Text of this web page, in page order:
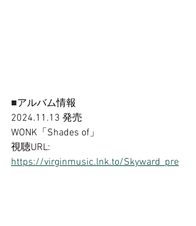
■アルバム情報
2024.11.13 発売
WONK「Shades of」
視聴URL:
https://virginmusic.lnk.to/Skyward_pre